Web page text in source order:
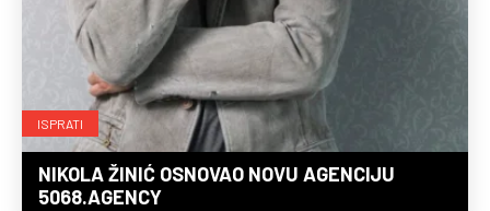
ISPRATI
NIKOLA ŽINIĆ OSNOVAO NOVU AGENCIJU
5068.AGENCY